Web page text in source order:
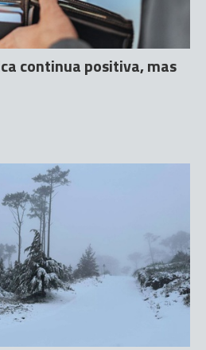
continua positiva, mas